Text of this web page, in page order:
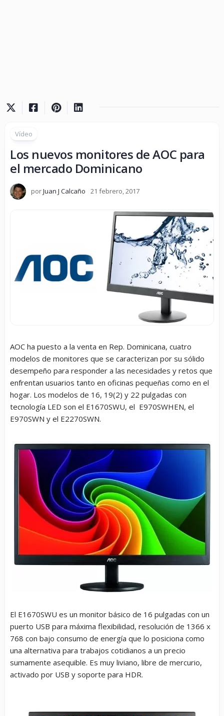
Vídeo
Los nuevos monitores de AOC para
el mercado Dominicano
porJuan J Calcaño 21 febrero, 2017
AOC ha puesto a la venta en Rep. Dominicana, cuatro
modelos de monitores que se caracterizan por su sólido
desempeño para responder a las necesidades y retos que
enfrentan usuarios tanto en oficinas pequeñas como en el
hogar. Los modelos de 16, 19(2) y 22 pulgadas con
tecnología LED son el E1670SWU, el E970SWHEN, el
E970SWN y el E2270SWN.
El E1670SWU es un monitor básico de 16 pulgadas con un
puerto USB para máxima flexibilidad, resolución de 1366 x
768 con bajo consumo de energía que lo posiciona como
una alternativa para trabajos cotidianos a un precio
sumamente asequible. Es muy liviano, libre de mercurio,
activado por USB y soporte para HDR.